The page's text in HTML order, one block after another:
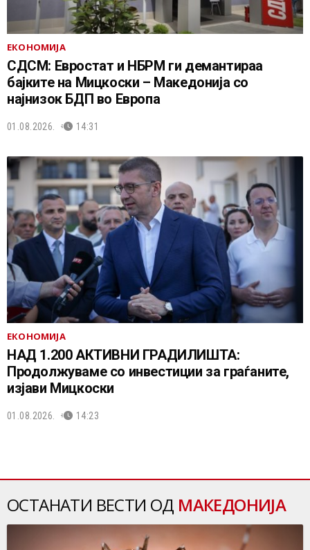
ЕКОНОМИЈА
СДСМ: Евростат и НБРМ ги демантираа
бајките на Мицкоски – Македонија со
најнизок БДП во Европа
01.08.2026. 14:31
ЕКОНОМИЈА
НАД 1.200 АКТИВНИ ГРАДИЛИШТА:
Продолжуваме со инвестиции за граѓаните,
изјави Мицкоски
01.08.2026. 14:23
ОСТАНАТИ ВЕСТИ ОД МАКЕДОНИЈА